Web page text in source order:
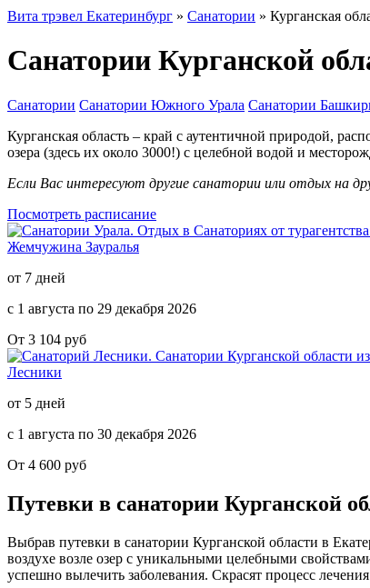
Вита трэвел Екатеринбург » Санатории » Курганская
Санатории Курганской
Санатории Санатории Южного Урала Санатории
Курганская область – край с аутентичной природой,
озера (здесь их около 3000!) с целебной водой и
Если Вас интересуют другие санатории или отдых на
Посмотреть расписание
Жемчужина Зауралья
от 7 дней
с 1 августа по 29 декабря 2026
От 3 104 руб
Лесники
от 5 дней
с 1 августа по 30 декабря 2026
От 4 600 руб
Путевки в санатории Курганской
Выбрав путевки в санатории Курганской области в
воздухе возле озер с уникальными целебными
успешно вылечить заболевания. Скрасят процесс